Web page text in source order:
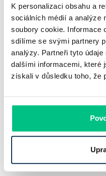
K personalizaci obsahu a
sociálních médií a analýze
soubory cookie. Informace
sdílíme se svými partnery
analýzy. Partneři tyto
dalšími informacemi, které
získali v důsledku toho, že
Komerční banka:
neznamená slabší
Komerční banka nabízí
bankovního trhu. Na jedné
klesl zisk na 8,5 miliardy
Pavel Pohanka|aktualizováno: